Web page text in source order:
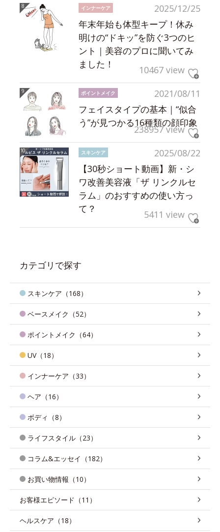
2025/12/25
インナーケア
年末年始も体型キープ！休み
明けの“ドキッ”を防ぐ3つのヒ
ント｜美容のプロに聞いてみ
ました！
10467 view
2021/08/11
ポイントメイク
フェイスタイプの基本｜“似合
う”が見つかる16種類の顔印象
238957 view
2025/08/22
スキンケア
【30秒ショート動画】新・シ
ワ改善美容液「ザ リンクルセ
ラム」のおすすめの使い方っ
て？
5411 view
カテゴリで探す
スキンケア（168）
ベースメイク（52）
ポイントメイク（64）
UV（18）
インナーケア（33）
ヘア（16）
ボディ（8）
ライフスタイル（23）
コラム&エッセイ（182）
お買い物情報（10）
お客様エピソード（11）
ヘルスケア（18）